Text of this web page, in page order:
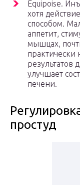
Equipoise.
хотя
способом.
аппетит,
мышцах,
практически
результатов
улучшает
печени.
простуд